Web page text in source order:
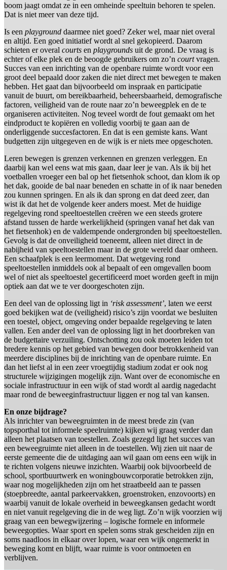
boom jaagt omdat ze in een omheinde speeltuin behoren te spelen.
Dat is niet meer van deze tijd.
Is een playground daarmee niet goed? Zeker wel, maar niet overal
en altijd. Een goed initiatief wordt al snel gekopieerd. Daarom
schieten er overal courts en playgrounds uit de grond. De vraag is
echter of elke plek en de beoogde gebruikers om zo’n courtvragen.
Succes van een inrichting van de openbare ruimte wordt voor een
groot deel bepaald door zaken die niet direct met bewegen te maken
hebben. Het gaat dan bijvoorbeeld om inspraak en participatie
vanuit de buurt, om bereikbaarheid, beheersbaarheid, demografische
factoren, veiligheid van de route naar zo’n beweegplek en de te
organiseren activiteiten. Nog teveel wordt de fout gemaakt om het
eindproduct te kopiëren en volledig voorbij te gaan aan de
onderliggende succesfactoren. En dat is een gemiste kans. Want
budgetten zijn uitgegeven en de wijk is er niets mee opgeschoten.
Leren bewegen is grenzen verkennen en grenzen verleggen. En
daarbij kan wel eens wat mis gaan, daar leer je van. Als ik bij het
voetballen vroeger een bal op het fietsenhok schoot, dan klom ik op
het dak, gooide de bal naar beneden en schatte in of ik naar beneden
zou kunnen springen. En als ik dan sprong en dat deed zeer, dan
wist ik dat het de volgende keer anders moest. Met de huidige
regelgeving rond speeltoestellen creëren we een steeds grotere
afstand tussen de harde werkelijkheid (springen vanaf het dak van
het fietsenhok) en de valdempende ondergronden bij speeltoestellen.
Gevolg is dat de onveiligheid toeneemt, alleen niet direct in de
nabijheid van speeltoestellen maar in de grote wereld daar omheen.
Een schaafplek is een leermoment. Dat wetgeving rond
speeltoestellen inmiddels ook al bepaalt of een omgevallen boom
wel of niet als speeltoestel gecertificeerd moet worden geeft in mijn
optiek aan dat we te ver doorgeschoten zijn.
Een deel van de oplossing ligt in ‘risk assessment’, laten we eerst
goed bekijken wat de (veiligheid) risico’s zijn voordat we besluiten
een toestel, object, omgeving onder bepaalde regelgeving te laten
vallen. Een ander deel van de oplossing ligt in het doorbreken van
de budgettaire verzuiling. Ontschotting zou ook moeten leiden tot
bredere kennis op het gebied van bewegen door betrokkenheid van
meerdere disciplines bij de inrichting van de openbare ruimte. En
dan het liefst al in een zeer vroegtijdig stadium zodat er ook nog
structurele wijzigingen mogelijk zijn. Want over de economische en
sociale infrastructuur in een wijk of stad wordt al aardig nagedacht
maar rond de beweeginfrastructuur liggen er nog tal van kansen.
En onze bijdrage?
Als inrichter van beweegruimten in de meest brede zin (van
topsporthal tot informele speelruimte) kijken wij graag verder dan
alleen het plaatsen van toestellen. Zoals gezegd ligt het succes van
een beweegruimte niet alleen in de toestellen. Wij zien uit naar de
eerste gemeente die de uitdaging aan wil gaan om eens een wijk in
te richten volgens nieuwe inzichten. Waarbij ook bijvoorbeeld de
school, sportbuurtwerk en woningbouwcorporatie betrokken zijn,
waar nog mogelijkheden zijn om het straatbeeld aan te passen
(stoepbreedte, aantal parkeervakken, groenstroken, enzovoorts) en
waarbij vanuit de lokale overheid in beweegkansen gedacht wordt
en niet vanuit regelgeving die in de weg ligt. Zo’n wijk voorzien wij
graag van een bewegwijzering – logische formele en informele
beweegopties. Waar sport en spelen soms strak gescheiden zijn en
soms naadloos in elkaar over lopen, waar een wijk ongemerkt in
beweging komt en blijft, waar ruimte is voor ontmoeten en
verblijven.